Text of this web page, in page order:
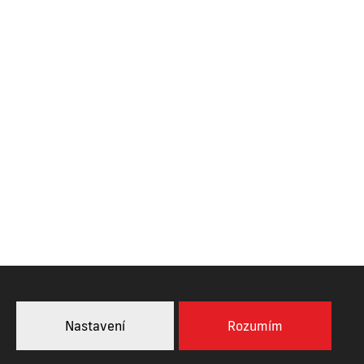
VYROBILA
Nastavení Rozumím